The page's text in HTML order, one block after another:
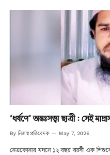
‘ধর্ষণে’ অন্তঃসত্ত্বা ছাত্রী : সেই
By নিজস্ব প্রতিবেদক May 7, 2026
নেত্রকোনার মদনে ১২ বছর বয়সী এক শিশুকে